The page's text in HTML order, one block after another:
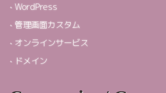
WordPress
管理画面カスタム
オンラインサービス
ドメイン